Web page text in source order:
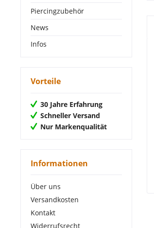
Piercingzubehör
News
Infos
Vorteile
30 Jahre Erfahrung
Schneller Versand
Nur Markenqualität
Informationen
Über uns
Versandkosten
Kontakt
Widerrufsrecht